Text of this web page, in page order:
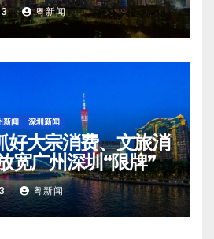
粤新闻
新闻 深圳新闻
好大宗消费、文旅消
宽广州深圳“限牌”
粤新闻